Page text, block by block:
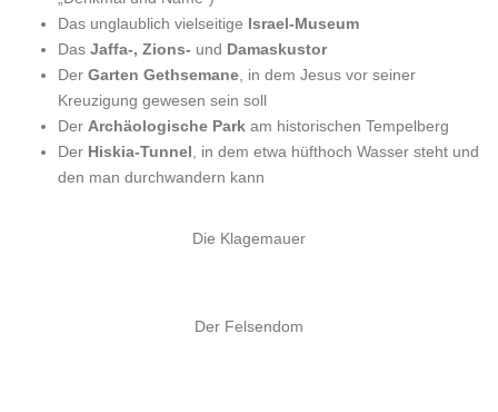
Das unglaublich vielseitige Israel-Museum
Das Jaffa-, Zions- und Damaskustor
Der Garten Gethsemane , in dem Jesus vor seiner
Kreuzigung gewesen sein soll
Der Archäologische Park am historischen Tempelberg
Der Hiskia-Tunnel , in dem etwa hüfthoch Wasser steht und
den man durchwandern kann
Die Klagemauer
Der Felsendom